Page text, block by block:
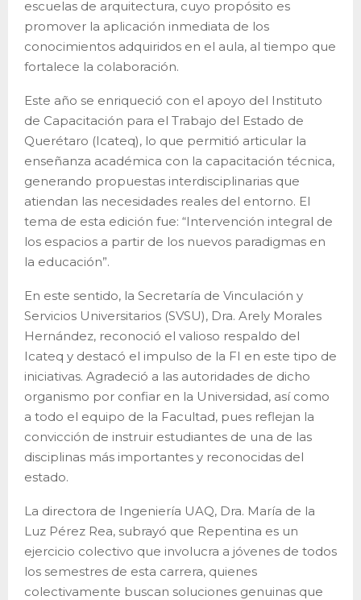
escuelas de arquitectura, cuyo propósito es
promover la aplicación inmediata de los
conocimientos adquiridos en el aula, al tiempo que
fortalece la colaboración.
Este año se enriqueció con el apoyo del Instituto
de Capacitación para el Trabajo del Estado de
Querétaro (Icateq), lo que permitió articular la
enseñanza académica con la capacitación técnica,
generando propuestas interdisciplinarias que
atiendan las necesidades reales del entorno. El
tema de esta edición fue: “Intervención integral de
los espacios a partir de los nuevos paradigmas en
la educación”.
En este sentido, la Secretaría de Vinculación y
Servicios Universitarios (SVSU), Dra. Arely Morales
Hernández, reconoció el valioso respaldo del
Icateq y destacó el impulso de la FI en este tipo de
iniciativas. Agradeció a las autoridades de dicho
organismo por confiar en la Universidad, así como
a todo el equipo de la Facultad, pues reflejan la
convicción de instruir estudiantes de una de las
disciplinas más importantes y reconocidas del
estado.
La directora de Ingeniería UAQ, Dra. María de la
Luz Pérez Rea, subrayó que Repentina es un
ejercicio colectivo que involucra a jóvenes de todos
los semestres de esta carrera, quienes
colectivamente buscan soluciones genuinas que